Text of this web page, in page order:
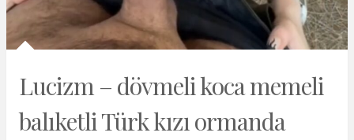
Lucizm – dövmeli koca memeli
balıketli Türk kızı ormanda